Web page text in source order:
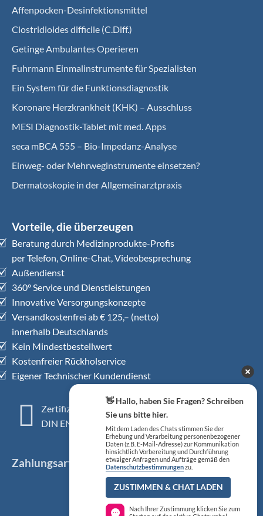
Affenpocken-Desinfektionsmittel
Clostridioides difficile (C.Diff.)
Getinge Ambulantes Operieren
Fuhrmann Einmalinstrumente für Spezialisten
Ein System für die Funktionsdiagnostik
Koro­nare Herz­krank­heit (KHK) – Ausschluss
MESI Diagnostik-Tablet mit med. Apps
seca mBCA 555 – Bio-Impedanz-Analyse
Einweg- oder Mehrweginstrumente einsetzen?
Dermatoskopie in der Allgemeinarztpraxis
Vorteile, die überzeugen
Beratung durch Medizinprodukte-Profis
per Telefon, Online-Chat, Videobesprechung
Außendienst
360° Service und Dienstleistungen
Innovative Versorgungskonzepte
Versandkostenfrei ab € 125,– (netto)
innerhalb Deutschlands
Kein Mindestbestellwert
Kostenfreier Rückholservice
Eigener Technischer Kundendienst
Zertifiziertes QM-System
DIN EN ISO 13485
Zahlungsarten
👋 Hallo, haben Sie Fragen? Schreiben
Sie uns bitte hier.
Mit dem Laden des Chats stimmen Sie der
Erhebung und Verarbeitung personenbezogener
Daten (z.B. E-Mail-Adresse) zur Kommunikation
hinsichtlich Vorbereitung und Durchführung
etwaiger Anfragen und Aufträge gemäß den
Datenschutzbestimmungenzu.
ZUSTIMMEN & CHAT LADEN
Nach Ihrer Zustimmung klicken Sie zum